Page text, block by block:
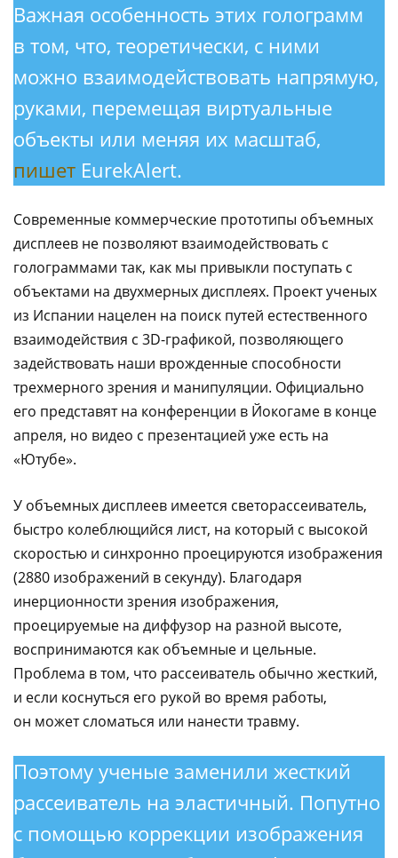
Важная особенность этих голограмм
в том, что, теоретически, с ними
можно взаимодействовать напрямую,
руками, перемещая виртуальные
объекты или меняя их масштаб,
пишет EurekAlert.
Современные коммерческие прототипы объемных
дисплеев не позволяют взаимодействовать с
голограммами так, как мы привыкли поступать с
объектами на двухмерных дисплеях. Проект ученых
из Испании нацелен на поиск путей естественного
взаимодействия с 3D-графикой, позволяющего
задействовать наши врожденные способности
трехмерного зрения и манипуляции. Официально
его представят на конференции в Йокогаме в конце
апреля, но видео с презентацией уже есть на
«Ютубе».
У объемных дисплеев имеется светорассеиватель,
быстро колеблющийся лист, на который с высокой
скоростью и синхронно проецируются изображения
(2880 изображений в секунду). Благодаря
инерционности зрения изображения,
проецируемые на диффузор на разной высоте,
воспринимаются как объемные и цельные.
Проблема в том, что рассеиватель обычно жесткий,
и если коснуться его рукой во время работы,
он может сломаться или нанести травму.
Поэтому ученые заменили жесткий
рассеиватель на эластичный. Попутно
с помощью коррекции изображения